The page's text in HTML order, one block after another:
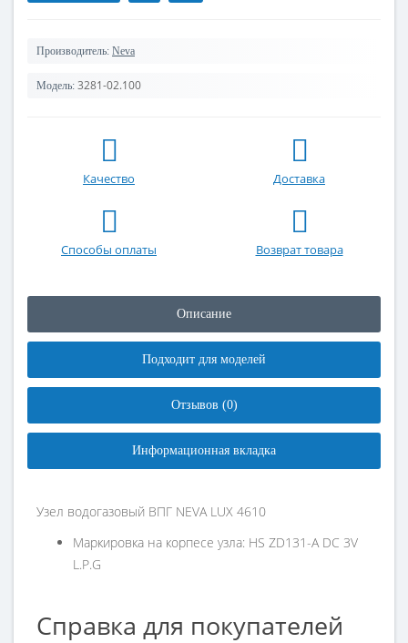
Производитель: Neva
Модель: 3281-02.100
Качество Доставка
Способы оплаты Возврат товара
Описание
Подходит для моделей
Отзывов (0)
Информационная вкладка
Узел водогазовый ВПГ NEVA LUX 4610
Маркировка на корпесе узла: HS ZD131-A DC 3V
L.P.G
Справка для покупателей